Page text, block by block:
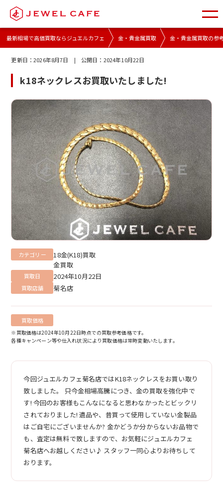
最新相場で高価買取ならジュエルカフェ 金・貴金属買取 金・貴金属買取の参
更新日：2026年8月7日 | 公開日： 2024年10月22日
k18ネックレスお買取いたしました!
カテゴリー
18金(K18)買取
金買取
買取日 2024年10月22日
買取店舗 菊名店
買取価格
※買取価格は2024年10月22日時点での買取参考価格です。
各種キャンペーン等や仕入れ状況により買取価格は常時変動いたします。
今回ジュエルカフェ菊名店ではK18ネックレスをお買い取り
致しました。 只今金相場高騰につき、金の買取を強化中で
す! 今回のお客様もこんなになると思わなかったとビックリ
されておりました! 遺品や、昔買って使用していない金製品
はご自宅にございませんか? 金かどうか分からないお品物で
も、査定は無料で致しますので、お気軽にジュエルカフェ
菊名店へお越しください♪ スタッフ一同心よりお待ちして
おります。